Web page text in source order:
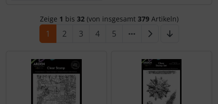
Zeige 1 bis 32(von insgesamt 379Artikeln)
1 2 3 4 5